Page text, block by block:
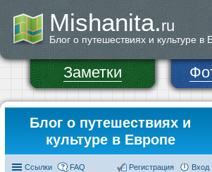
Mishanita.ru
Блог о путешествиях и культуре в
Заметки
Блог о путешествиях и
культуре в Европе
Ссылки FAQ Вход
Регистрация